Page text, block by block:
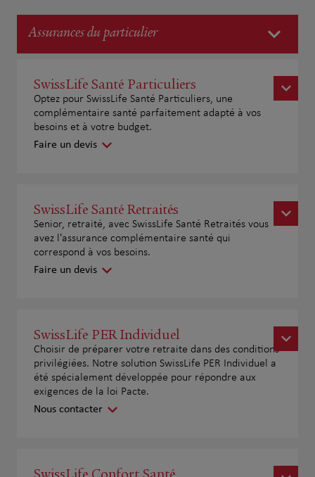
Assurances du particulier
SwissLife Santé Particuliers
Optez pour SwissLife Santé Particuliers, une
complémentaire santé parfaitement adapté à vos
besoins et à votre budget.
Faire un devis
SwissLife Santé Retraités
Senior, retraité, avec SwissLife Santé Retraités vous
avez l'assurance complémentaire santé qui
correspond à vos besoins.
Faire un devis
SwissLife PER Individuel
Choisir de préparer votre retraite dans des conditions
privilégiées. Notre solution SwissLife PER Individuel a
été spécialement développée pour répondre aux
exigences de la loi Pacte.
Nous contacter
SwissLife Confort Santé